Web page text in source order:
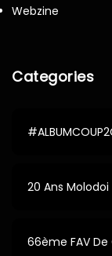
Webzine
Categories
20 Ans Molodoi
66ème FAV